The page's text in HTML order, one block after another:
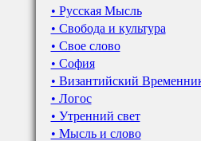
• Русская Мысль
• Свобода и культура
• Свое слово
• София
• Византийский
• Логос
• Утренний свет
• Мысль и слово